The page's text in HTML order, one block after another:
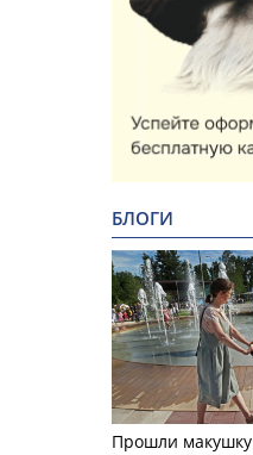
БЛОГИ
Прошли макушку